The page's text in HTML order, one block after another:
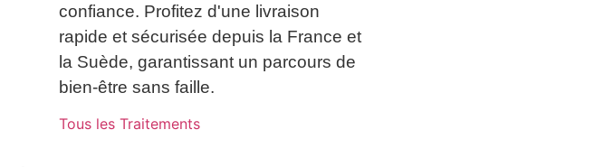
confiance. Profitez d'une livraison
rapide et sécurisée depuis la France et
la Suède, garantissant un parcours de
bien-être sans faille.
Tous les Traitements